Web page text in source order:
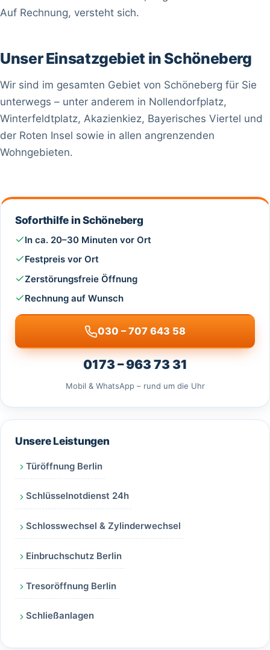
Auf Rechnung, versteht sich.
Unser Einsatzgebiet in Schöneberg
Wir sind im gesamten Gebiet von Schöneberg für Sie
unterwegs – unter anderem in Nollendorfplatz,
Winterfeldtplatz, Akazienkiez, Bayerisches Viertel und
der Roten Insel sowie in allen angrenzenden
Wohngebieten.
Soforthilfe in Schöneberg
In ca. 20–30 Minuten vor Ort
Festpreis vor Ort
Zerstörungsfreie Öffnung
Rechnung auf Wunsch
030 – 707 643 58
0173 – 963 73 31
Mobil & WhatsApp – rund um die Uhr
Unsere Leistungen
Türöffnung Berlin
Schlüsselnotdienst 24h
Schlosswechsel & Zylinderwechsel
Einbruchschutz Berlin
Tresoröffnung Berlin
Schließanlagen